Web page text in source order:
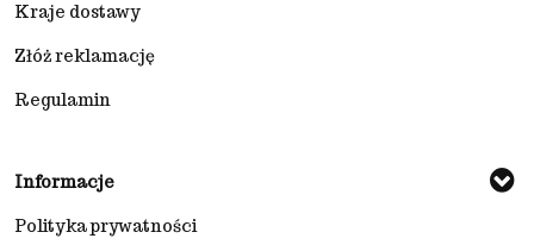
Kraje dostawy
Złóż reklamację
Regulamin
Informacje
Polityka prywatności